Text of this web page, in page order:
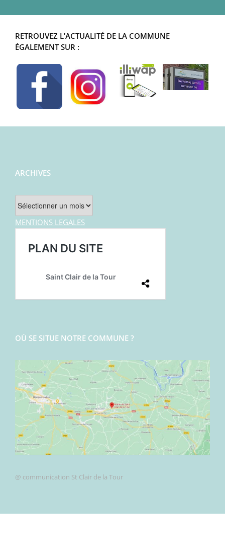
RETROUVEZ L’ACTUALITÉ DE LA COMMUNE
ÉGALEMENT SUR :
ARCHIVES
Archives
MENTIONS LEGALES
OÙ SE SITUE NOTRE COMMUNE ?
@ communication St Clair de la Tour